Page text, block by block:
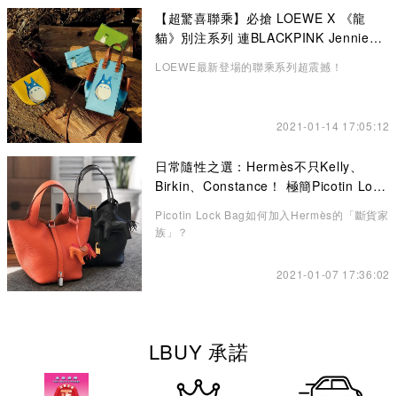
【超驚喜聯乘】必搶 LOEWE X 《龍
貓》別注系列 連BLACKPINK Jennie也
LOEWE最新登場的聯乘系列超震撼！
2021-01-14 17:05:12
日常隨性之選：Hermès不只Kelly、
Birkin、Constance！ 極簡Picotin Lock
Picotin Lock Bag如何加入Hermès的「斷貨家
族」？
2021-01-07 17:36:02
LBUY 承諾